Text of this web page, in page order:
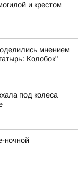
и крестом
мнением
Колобок"
под колеса
ночной